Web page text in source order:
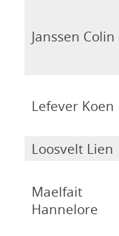
Janssen Colin
Lefever Koen
Loosvelt Lien
Maelfait
Hannelore